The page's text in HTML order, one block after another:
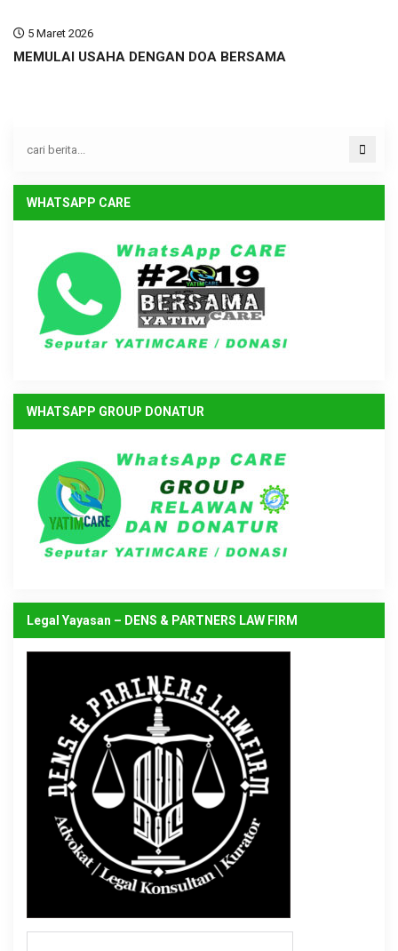
5 Maret 2026
MEMULAI USAHA DENGAN DOA BERSAMA
WHATSAPP CARE
WHATSAPP GROUP DONATUR
Legal Yayasan – DENS & PARTNERS LAW FIRM